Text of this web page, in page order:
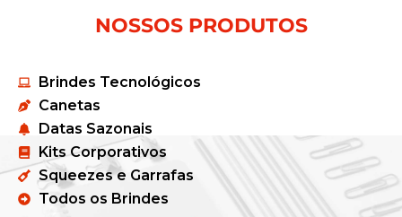
NOSSOS PRODUTOS
Brindes Tecnológicos
Canetas
Datas Sazonais
Kits Corporativos
Squeezes e Garrafas
Todos os Brindes